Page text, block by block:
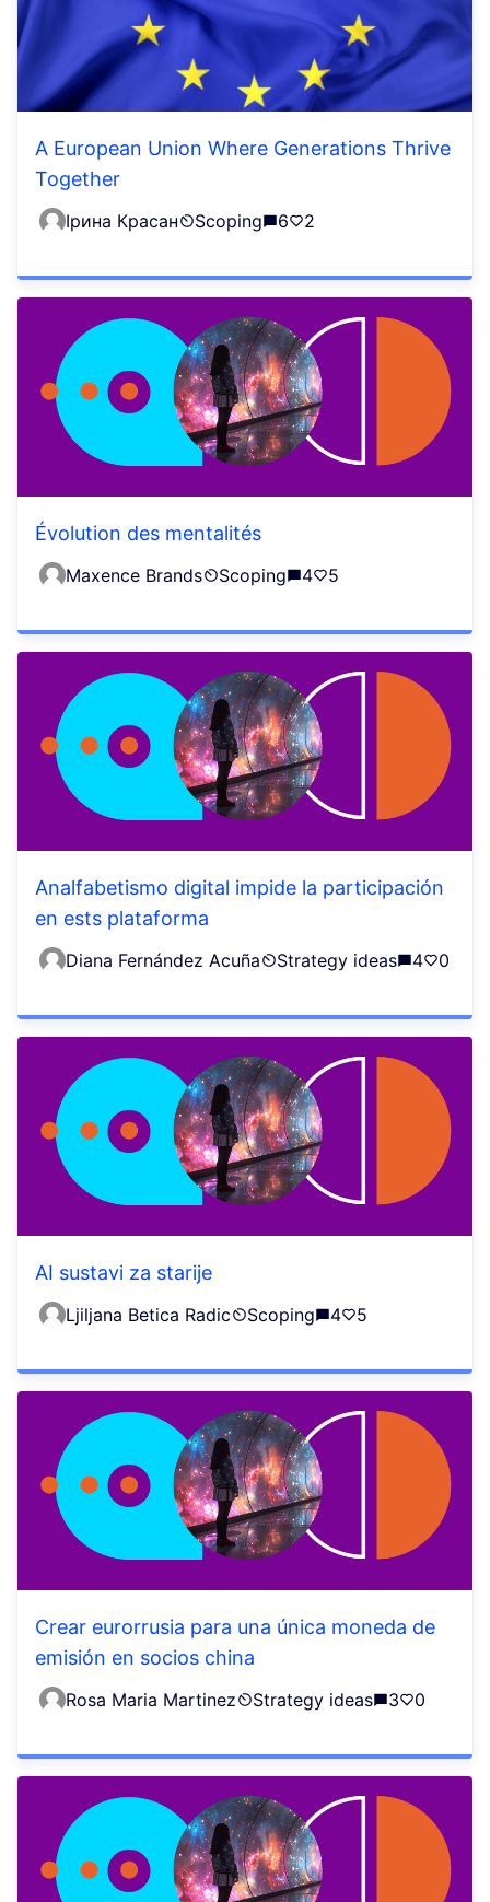
A European Union Where Generations Thrive
Together
Ірина Красан Scoping 6 2
Évolution des mentalités
Maxence Brands Scoping 4 5
Analfabetismo digital impide la participación
en ests plataforma
Diana Fernández Acuña Strategy ideas 4 0
AI sustavi za starije
Ljiljana Betica Radic Scoping 4 5
Crear eurorrusia para una única moneda de
emisión en socios china
Rosa Maria Martinez Strategy ideas 3 0